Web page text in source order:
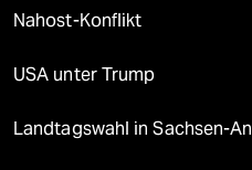
Nahost-Konflikt
USA unter Trump
Landtagswahl in Sachsen-